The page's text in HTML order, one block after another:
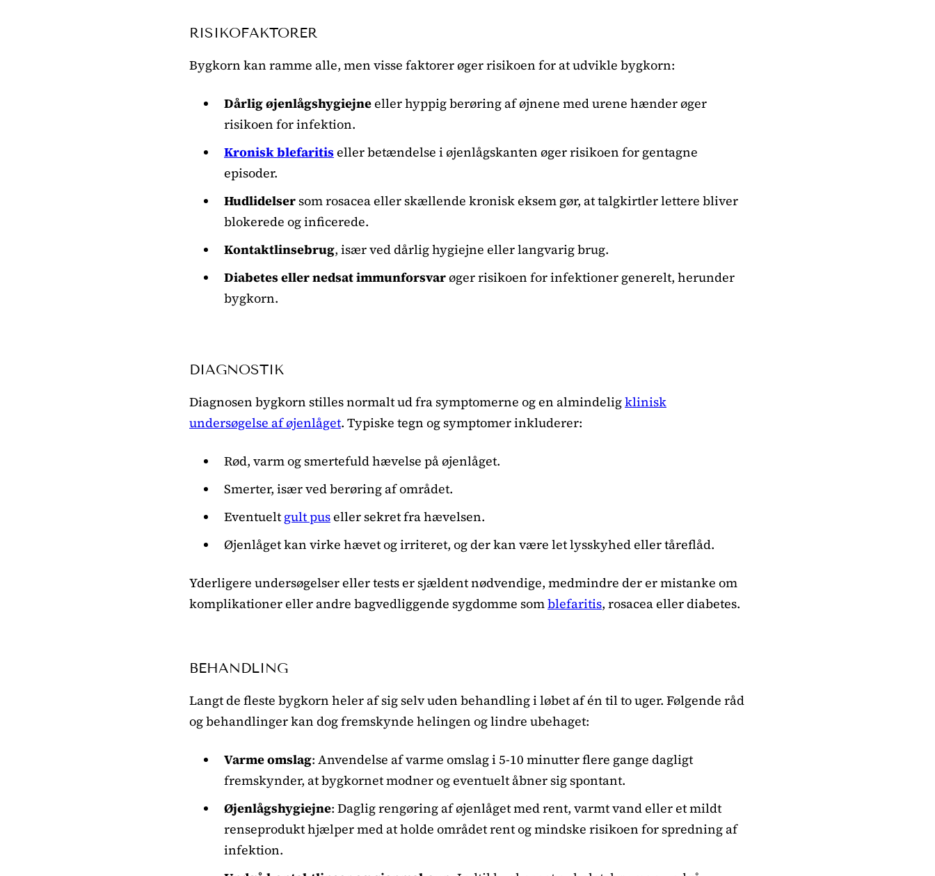
RISIKOFAKTORER
Bygkorn kan ramme alle, men visse faktorer øger risikoen for at udvikle bygkorn:
Dårlig øjenlågshygiejneeller hyppig berøring af øjnene med urene hænder øger
risikoen for infektion.
Kronisk blefaritiseller betændelse i øjenlågskanten øger risikoen for gentagne
episoder.
Hudlidelsersom rosacea eller skællende kronisk eksem gør, at talgkirtler lettere bliver
blokerede og inficerede.
Kontaktlinsebrug, især ved dårlig hygiejne eller langvarig brug.
Diabetes eller nedsat immunforsvarøger risikoen for infektioner generelt, herunder
bygkorn.
DIAGNOSTIK
Diagnosen bygkorn stilles normalt ud fra symptomerne og en almindeligklinisk
undersøgelse af øjenlåget. Typiske tegn og symptomer inkluderer:
Rød, varm og smertefuld hævelse på øjenlåget.
Smerter, især ved berøring af området.
Eventuelt gult puseller sekret fra hævelsen.
Øjenlåget kan virke hævet og irriteret, og der kan være let lysskyhed eller tåreflåd.
Yderligere undersøgelser eller tests er sjældent nødvendige, medmindre der er mistanke om
komplikationer eller andre bagvedliggende sygdomme somblefaritis, rosacea eller diabetes.
BEHANDLING
Langt de fleste bygkorn heler af sig selv uden behandling i løbet af én til to uger. Følgende råd
og behandlinger kan dog fremskynde helingen og lindre ubehaget:
Varme omslag: Anvendelse af varme omslag i 5-10 minutter flere gange dagligt
fremskynder, at bygkornet modner og eventuelt åbner sig spontant.
Øjenlågshygiejne: Daglig rengøring af øjenlåget med rent, varmt vand eller et mildt
renseprodukt hjælper med at holde området rent og mindske risikoen for spredning af
infektion.